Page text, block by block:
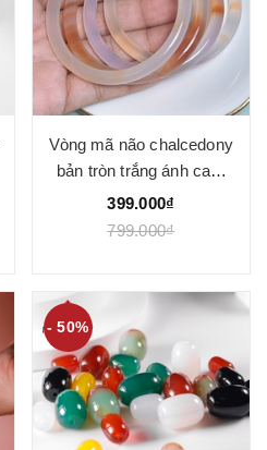
Vòng mã não chalcedony
bản tròn trắng ánh cam
cong 6mm - Ngọc Quý
399.000₫
799.000₫
- 50%